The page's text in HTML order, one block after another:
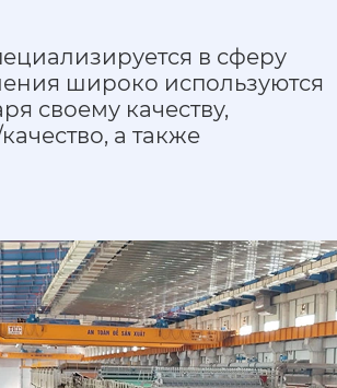
в сферу
широко используются
своему качеству,
а также